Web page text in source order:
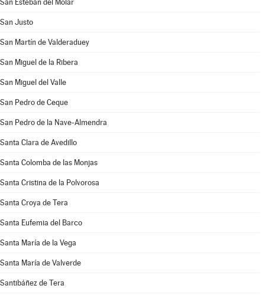
San Esteban del Molar
San Justo
San Martín de Valderaduey
San Miguel de la Ribera
San Miguel del Valle
San Pedro de Ceque
San Pedro de la Nave-Almendra
Santa Clara de Avedillo
Santa Colomba de las Monjas
Santa Cristina de la Polvorosa
Santa Croya de Tera
Santa Eufemia del Barco
Santa María de la Vega
Santa María de Valverde
Santibáñez de Tera